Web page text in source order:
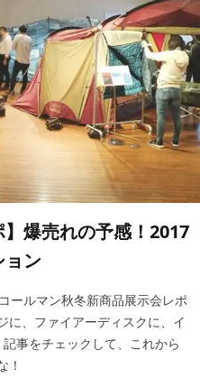
】爆売れの予感！2017
ン
ールマン秋冬新商品展示会レポ
に、ファイアーディスクに、イ
事をチェックして、これから
！